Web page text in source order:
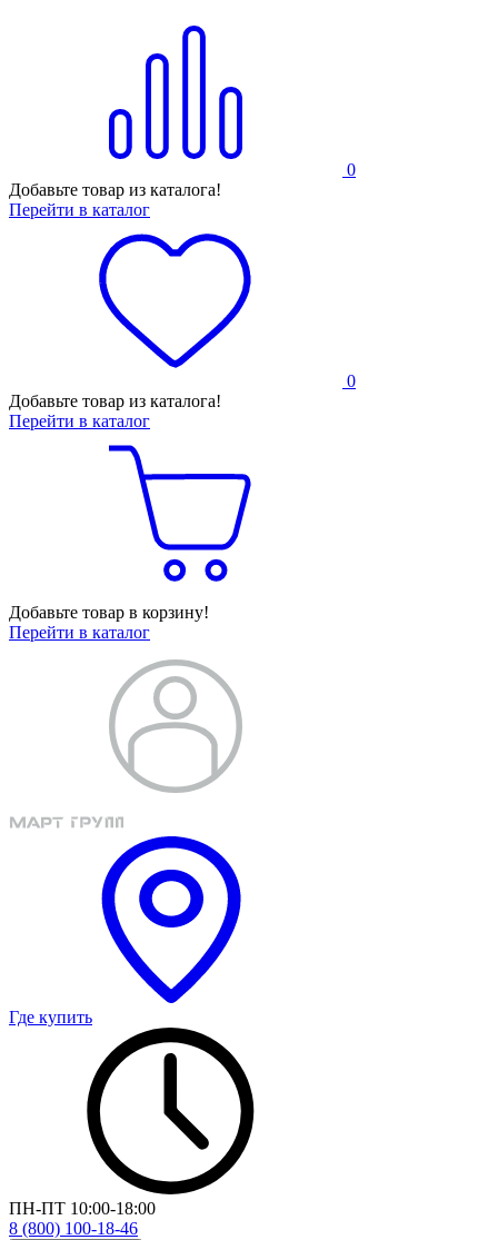
0
Добавьте товар из каталога!
Перейти в каталог
0
Добавьте товар из каталога!
Перейти в каталог
Добавьте товар в корзину!
Перейти в каталог
Где купить
ПН-ПТ 10:00-18:00
8 (800) 100-18-46